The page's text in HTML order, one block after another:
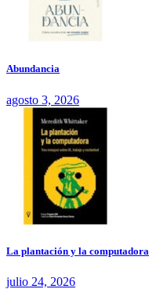
Abundancia
agosto 3, 2026
La plantación y la computadora
julio 24, 2026